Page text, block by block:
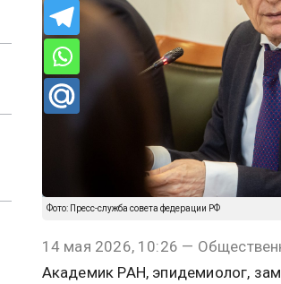
Фото: Пресс-служба совета федерации РФ
14 мая 2026, 10:26 —
Академик РАН, эпидемиолог,